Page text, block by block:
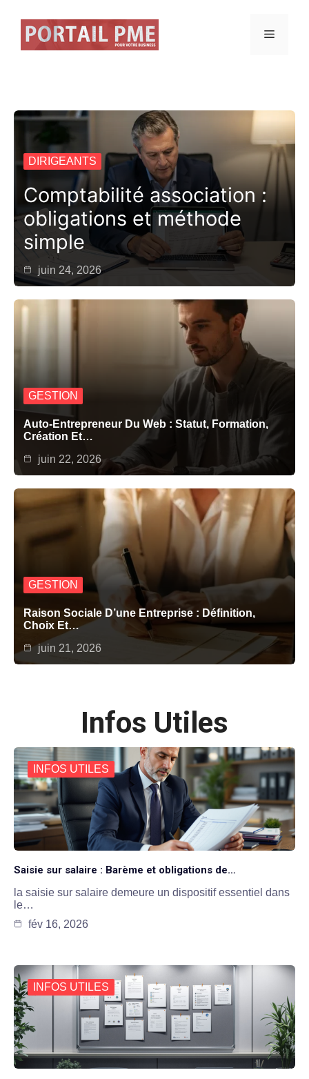
contenu
Menu
DIRIGEANTS
Comptabilité association :
obligations et méthode
simple
juin 24, 2026
GESTION
Auto-Entrepreneur Du Web : Statut, Formation,
Création Et…
juin 22, 2026
GESTION
Raison Sociale D’une Entreprise : Définition,
Choix Et…
juin 21, 2026
Infos Utiles
INFOS UTILES
Saisie sur salaire : Barème et obligations de…
la saisie sur salaire demeure un dispositif essentiel dans
le…
fév 16, 2026
INFOS UTILES